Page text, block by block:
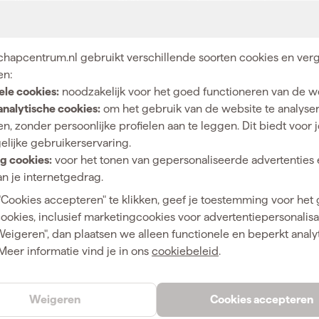
gebruikt verschillende soorten cookies en
cookies: noodzakelijk voor het goed functioneren van de
cookies: om het gebruik van de website te
zonder persoonlijke profielen aan te leggen. Dit biedt voor
gebruikerservaring.
cookies: voor het tonen van gepersonaliseerde advertenties
je internetgedrag.
accepteren" te klikken, geef je toestemming voor het
inclusief marketingcookies voor
dan plaatsen we alleen functionele en beperkt
informatie vind je in ons cookiebeleid.
Cookies accepteren
Weigeren
schuurt op GVK en op gelakte delen. In één
onderbrekingen doorwerkt bij seriewerk in de
voor metaalplaat en ferro of non ferro metalen en ze
ze op excentrische schuurmachines zoals
wisselt ze snel zodra de klus daarom vraagt.
Excentrische schuurmachine
Metaal